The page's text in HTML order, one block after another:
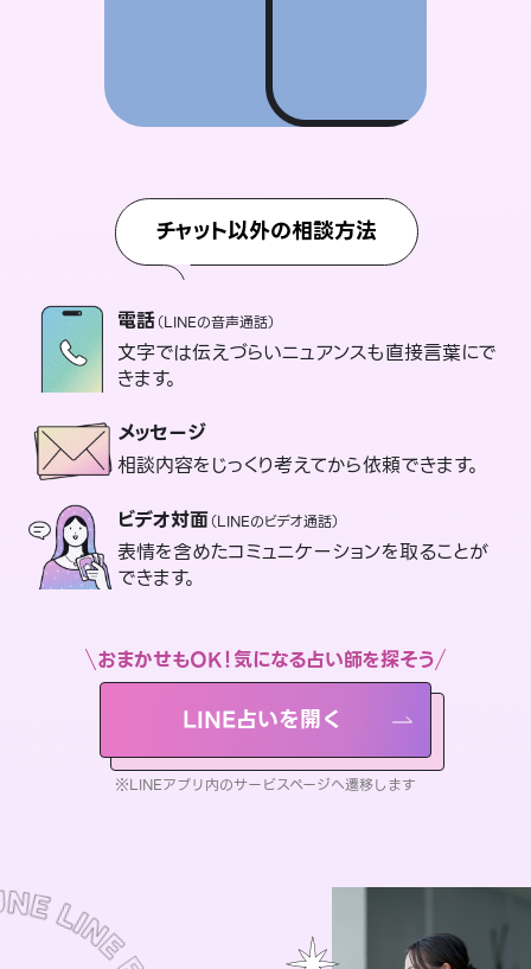
チャット以外の相談方法
電話（LINEの音声通話）
文字では伝えづらいニュアンスも直接言葉にで
きます。
メッセージ
相談内容をじっくり考えてから依頼できます。
ビデオ対面（LINEのビデオ通話）
表情を含めたコミュニケーションを取ることが
できます。
おまかせもOK！気になる占い師を探そう
LINE占いを開く
※LINEアプリ内のサービスページへ遷移します